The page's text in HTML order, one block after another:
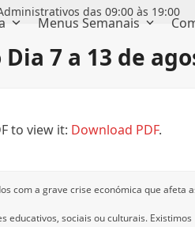
das 09:00 às 19:00
Menus Semanais
Dia 7 a 13 de
to view it: Download PDF.
com a grave crise económica que afeta
educativos, sociais ou culturais. Existimos